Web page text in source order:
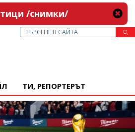
/снимки/
ТИ, РЕПОРТЕРЪТ